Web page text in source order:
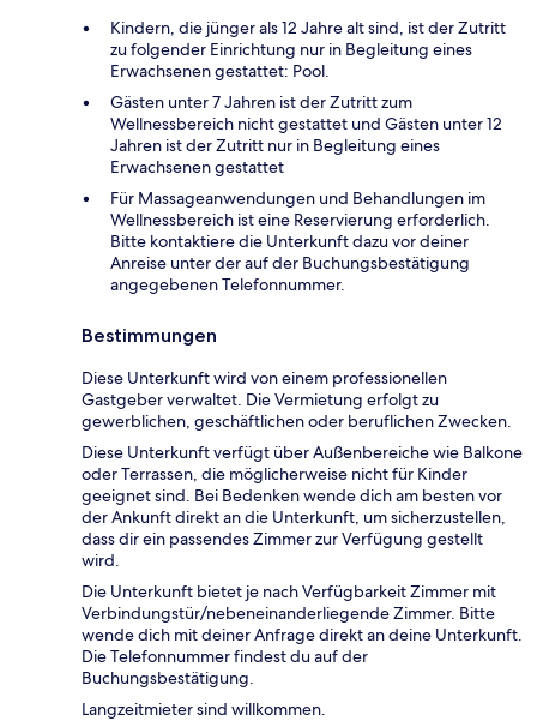
Kindern, die jünger als 12 Jahre alt sind, ist der Zutritt
zu folgender Einrichtung nur in Begleitung eines
Erwachsenen gestattet: Pool.
Gästen unter 7 Jahren ist der Zutritt zum
Wellnessbereich nicht gestattet und Gästen unter 12
Jahren ist der Zutritt nur in Begleitung eines
Erwachsenen gestattet
Für Massageanwendungen und Behandlungen im
Wellnessbereich ist eine Reservierung erforderlich.
Bitte kontaktiere die Unterkunft dazu vor deiner
Anreise unter der auf der Buchungsbestätigung
angegebenen Telefonnummer.
Bestimmungen
Diese Unterkunft wird von einem professionellen
Gastgeber verwaltet. Die Vermietung erfolgt zu
gewerblichen, geschäftlichen oder beruflichen Zwecken.
Diese Unterkunft verfügt über Außenbereiche wie Balkone
oder Terrassen, die möglicherweise nicht für Kinder
geeignet sind. Bei Bedenken wende dich am besten vor
der Ankunft direkt an die Unterkunft, um sicherzustellen,
dass dir ein passendes Zimmer zur Verfügung gestellt
wird.
Die Unterkunft bietet je nach Verfügbarkeit Zimmer mit
Verbindungstür/nebeneinanderliegende Zimmer. Bitte
wende dich mit deiner Anfrage direkt an deine Unterkunft.
Die Telefonnummer findest du auf der
Buchungsbestätigung.
Langzeitmieter sind willkommen.